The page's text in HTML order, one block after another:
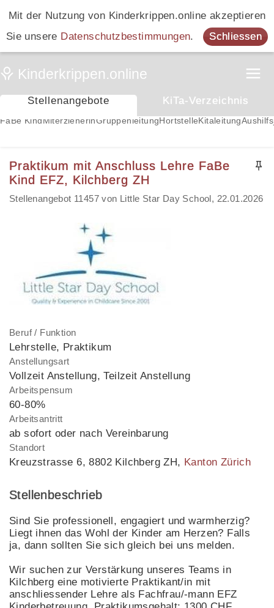
Mit der Nutzung von Kinderkrippen.online akzeptieren
Sie unsere Datenschutzbestimmungen. Schliessen
Stellenangebote KiTa-Verzeichnis
FaBe Kind MiterzieherinGruppenleitung Hortstelle Kitaleitung
Praktikum mit Anschluss Lehre FaBe
Kind EFZ, Kilchberg ZH
Stellenangebot 11457 von Little Star Day School, 22.01.2026
Beruf / Funktion
Lehrstelle, Praktikum
Anstellungsart
Vollzeit Anstellung, Teilzeit Anstellung
Arbeitspensum
60-80%
Arbeitsantritt
ab sofort oder nach Vereinbarung
Standort
Kreuzstrasse 6,8802 Kilchberg ZH, Kanton Zürich
Stellenbeschrieb
Sind Sie professionell, engagiert und warmherzig?
Liegt ihnen das Wohl der Kinder am Herzen? Falls
ja, dann sollten Sie sich gleich bei uns melden.
Wir suchen zur Verstärkung unseres Teams in
Kilchberg eine motivierte Praktikant/in mit
anschliessender Lehre als Fachfrau/-mann EFZ